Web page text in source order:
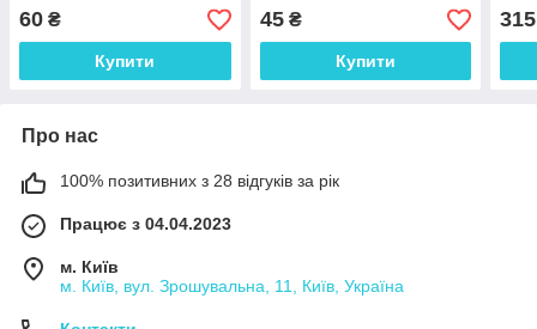
60 ₴
Купити
45₴
Купити
315
Про нас
100% позитивних з 28 відгуків за рік
Працює з 04.04.2023
м. Київ
м. Київ, вул. Зрошувальна, 11, Київ, Україна